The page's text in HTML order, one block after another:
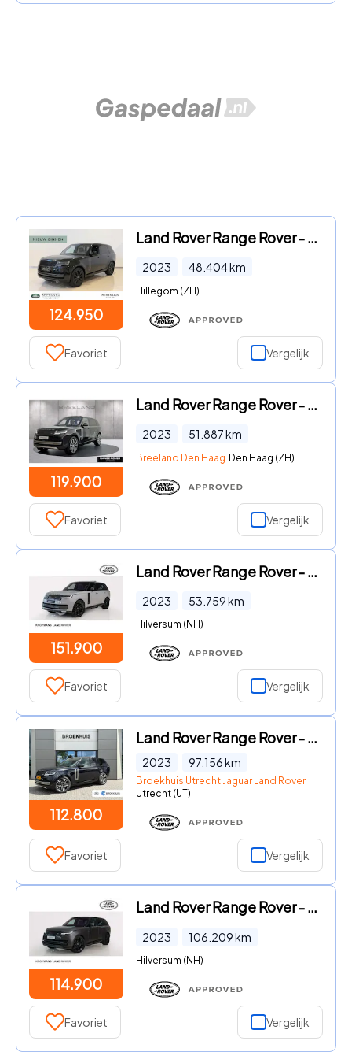
124.950
Land Rover Range Rover - 3.0 P510e Autobiography PHEV | 22 Inch Gloss Black Wheels
2023 48.404km
Hillegom (ZH)
Favoriet Vergelijk
119.900
Land Rover Range Rover - P440e LWB Autobiography | Massage | Long Wheel Base
2023 51.887km
Breeland Den Haag Den Haag (ZH)
Favoriet Vergelijk
151.900
Land Rover Range Rover - 3.0 P510e SV | 23" | XPEL | Trekhaak
2023 53.759km
Hilversum (NH)
Favoriet Vergelijk
112.800
Land Rover Range Rover - P510e HSE | Vierwielsturing | El.trekhaak | SV Lak | Head-Up
2023 97.156km
Broekhuis Utrecht Jaguar Land Rover
Utrecht (UT)
Favoriet Vergelijk
114.900
Land Rover Range Rover - P510e Autobiography 23" | Massage | Trekhaak | BTW | 24 maan
2023 106.209km
Hilversum (NH)
Favoriet Vergelijk